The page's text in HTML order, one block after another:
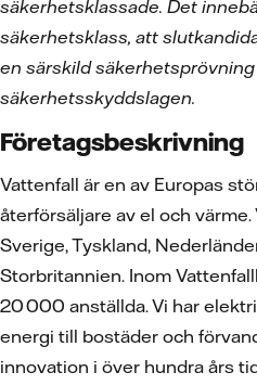
säkerhetsklassade. Det
säkerhetsklass, att
en särskild
säkerhetsskyddslagen.
Företagsbeskrivning
Vattenfall är en av Europas
återförsäljare av el och
Sverige, Tyskland,
Storbritannien. Inom
20 000 anställda. Vi har
energi till bostäder och
innovation i över hundra års